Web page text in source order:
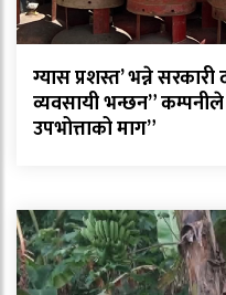
ग्यास प्रशस्त’ भन्ने सरकारी
व्यवसायी भन्छन”
उपभोत्ताको माग”